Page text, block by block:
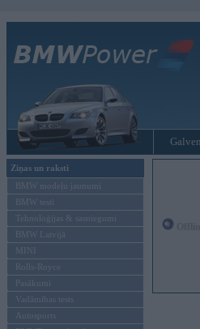
Ziņas un raksti
BMW modeļu jaunumi
BMW testi
Tehnoloģijas & sasniegumi
BMW Latvijā
MINI
Rolls-Royce
Pasākumi
Vadāmības tests
Autosports